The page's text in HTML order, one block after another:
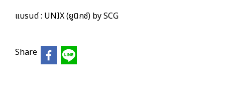
แบรนด์ : UNIX (ยูนิกซ์) by SCG
Share